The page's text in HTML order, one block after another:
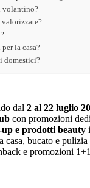
volantino?
valorizzate?
la casa?
domestici?
dal 2 al 22 luglio
con promozioni
e prodotti beauty
casa, bucato e
e promozioni